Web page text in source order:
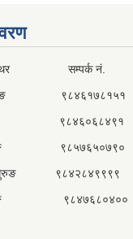
सम्पर्क नं.
९८४६१७८१५१
९८४६०६८४९१
९८५७६५०७९०
गुरुङ ९८४२८४९९९९
९८४७६८०४००